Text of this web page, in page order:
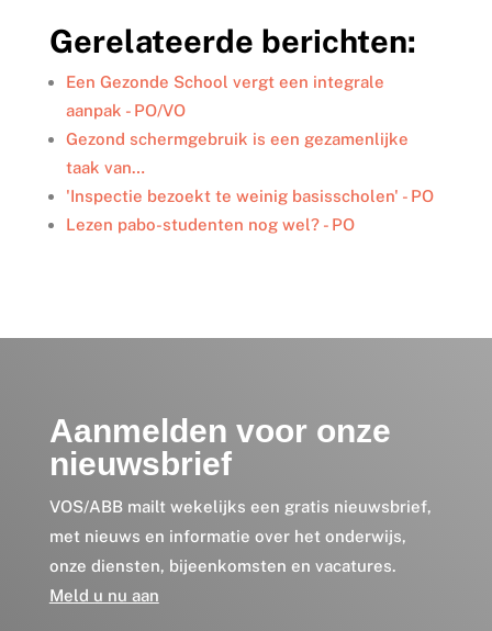
e
d
I
n
b
o
o
k
t
e
r
l
n
Gerelateerde berichten:
Een Gezonde School vergt een integrale
aanpak - PO/VO
Gezond schermgebruik is een gezamenlijke
taak van…
'Inspectie bezoekt te weinig basisscholen' - PO
Lezen pabo-studenten nog wel? - PO
Aanmelden voor onze
nieuwsbrief
VOS/ABB mailt wekelijks een gratis nieuwsbrief,
met nieuws en informatie over het onderwijs,
onze diensten, bijeenkomsten en vacatures.
Meld u nu aan